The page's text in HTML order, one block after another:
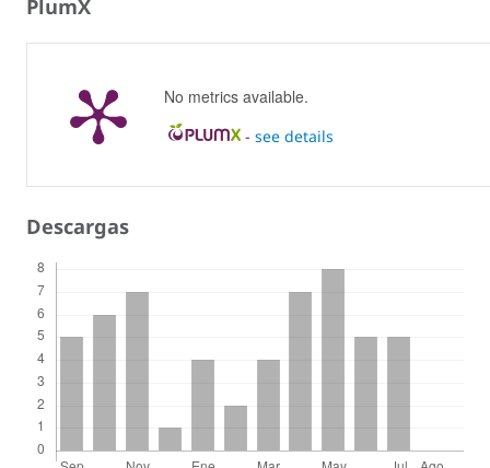
PlumX
No metrics available.
- see details
Descargas